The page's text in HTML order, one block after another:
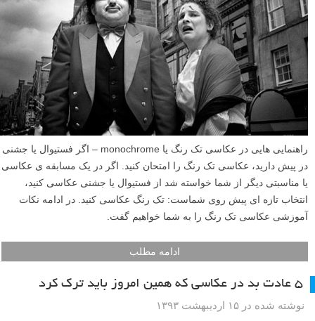
راهنمایی هایی در عکاسی تک رنگ یا monochrome – اگر فستیوال یا جشنی
در پیش دارید، عکاسی تک رنگ را امتحان کنید. اگر در یک مسابقه ی عکاسی
یا مناسبتی دیگر از شما خواسته شد از فستیوال یا جشنی عکاسی کنید،
انتخاب تازه ای پیش روی شماست: تک رنگ عکاسی کنید. در ادامه نکات
آموزشی عکاسی تک رنگ را به شما خواهیم گفت.
ادامه مطلب
۵ عادت بد در عکاسی که همین امروز باید ترک کرد
نوشته شده در ۱۵ اردیبهشت ۱۳۹۳